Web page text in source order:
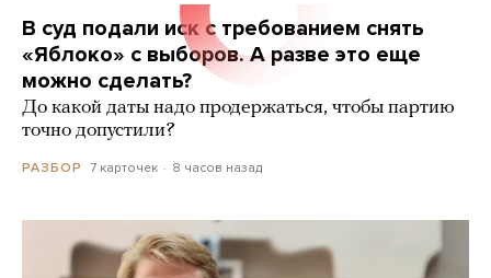
В суд подали иск с требованием снять
«Яблоко» с выборов. А разве это еще
можно сделать?
До какой даты надо продержаться, чтобы партию
точно допустили?
РАЗБОР 7 карточек 8 часов назад